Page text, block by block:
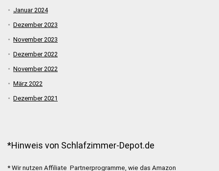
Januar 2024
Dezember 2023
November 2023
Dezember 2022
November 2022
März 2022
Dezember 2021
*Hinweis von Schlafzimmer-Depot.de
* Wir nutzen Affiliate Partnerprogramme, wie das Amazon